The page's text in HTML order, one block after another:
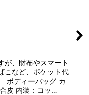
が、財布やスマート
こなど、ポケット代
ボディーバッグ カ
皮 内装：コッ…